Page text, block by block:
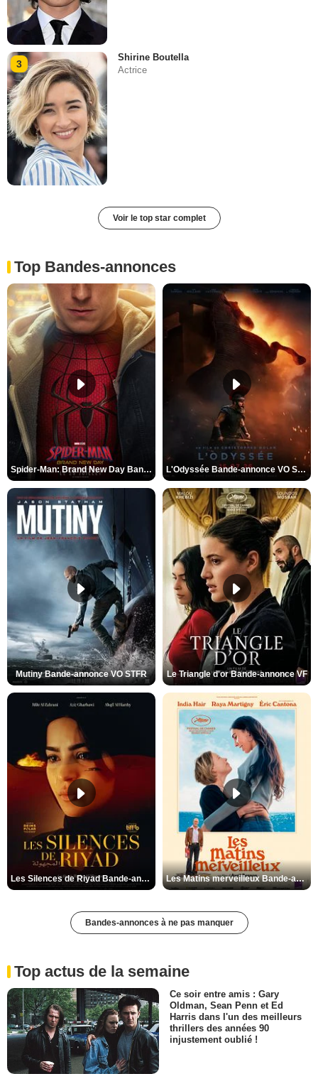
3
Shirine Boutella
Actrice
Voir le top star complet
Top Bandes-annonces
Spider-Man: Brand New Day Bande-annonce VO STFR L'Odyssée Bande-annonce VO STFR
Mutiny Bande-annonce VO STFR Le Triangle d'or Bande-annonce VF
Les Silences de Riyad Bande-annonce VO STFR Les Matins merveilleux Bande-annonce VF
Bandes-annonces à ne pas manquer
Top actus de la semaine
Ce soir entre amis : Gary
Oldman, Sean Penn et Ed
Harris dans l'un des meilleurs
thrillers des années 90
injustement oublié !